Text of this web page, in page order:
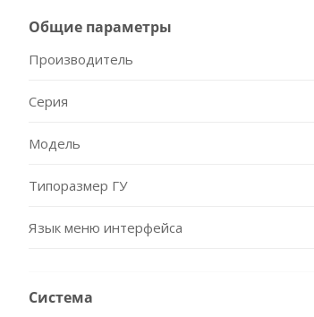
Общие параметры
Производитель
Серия
Модель
Типоразмер ГУ
Язык меню интерфейса
Система